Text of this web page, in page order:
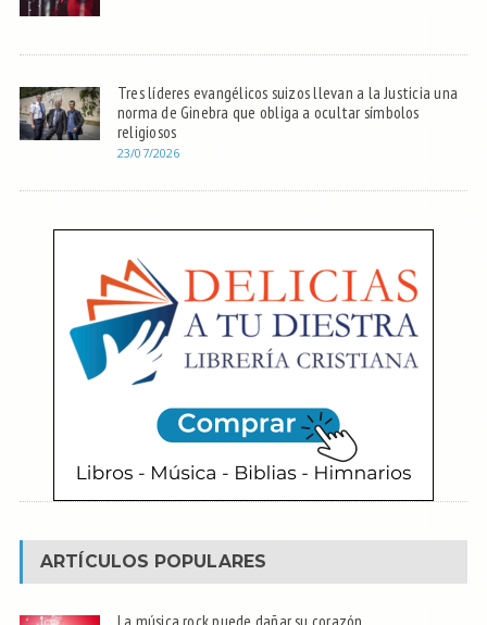
Tres líderes evangélicos suizos llevan a la Justicia una
norma de Ginebra que obliga a ocultar símbolos
religiosos
23/07/2026
ARTÍCULOS POPULARES